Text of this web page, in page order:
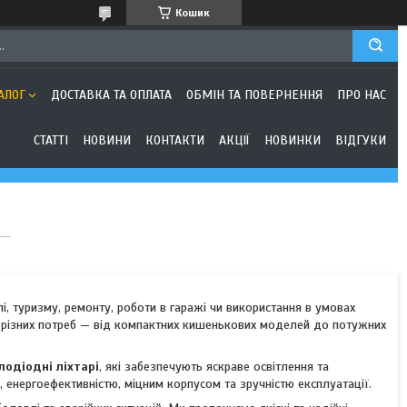
Кошик
ДОСТАВКА ТА ОПЛАТА ОБМІН ТА ПОВЕРНЕННЯ ПРО НАС
СТАТТІ НОВИНИ КОНТАКТИ АКЦІЇ НОВИНКИ ВІДГУКИ
туризму, ремонту, роботи в гаражі чи використання в умовах
потреб — від компактних кишенькових моделей до потужних
ліхтарі, які забезпечують яскраве освітлення та
міцним корпусом та зручністю експлуатації.